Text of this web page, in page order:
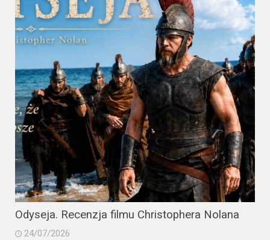
Odyseja. Recenzja filmu Christophera Nolana
24/07/2026